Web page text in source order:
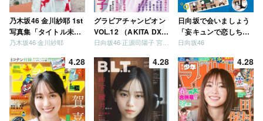
乃木坂46 金川紗耶 1st
写真集「タイトル未
定」
乃木坂46 金川紗耶
グラビアチャンピオン
VOL.12 （AKITA DXシ
リーズ）
日向坂46 正源司陽子 宮地すみれ
日向坂で会いましょう
「妄キュンで恋しちゃ
いましょう」「どっち
う」「ご褒美でロケし
ましょう」「フレンド
リーになりましょう」
「笑って卒業を祝いま
しょう」 [Blu-ray]
日向坂46
4.28 4.28 4.28